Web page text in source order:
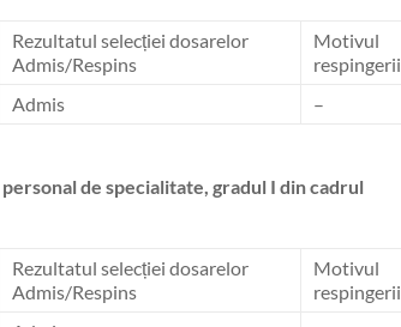
Rezultatul selecției dosarelor
Admis/Respins
Motivul
respingerii
Admis –
de specialitate, gradul I din cadrul
Rezultatul selecției dosarelor
Admis/Respins
Motivul
respingerii